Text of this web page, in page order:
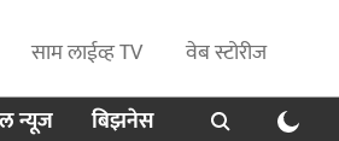
साम लाईव्ह TV
वेब स्टोरीज
न्यूज बिझनेस